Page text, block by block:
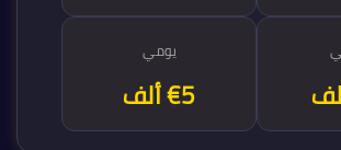
يومي
€5 ألف